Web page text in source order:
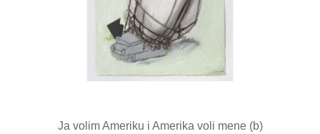
Ja volim Ameriku i Amerika voli mene (b)